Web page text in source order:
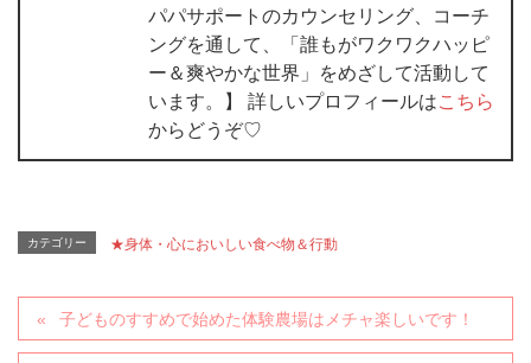
パパサポートのカウンセリング、コーチ
ングを通して、「誰もがワクワクハッピ
ー＆爽やかな世界」をめざして活動して
います。】 詳しいプロフィールはこちら
からどうぞ♡
カテゴリー ★身体・心においしい食べ物＆行動
子どものすすめで始めた体験農場はメチャ楽しいです！